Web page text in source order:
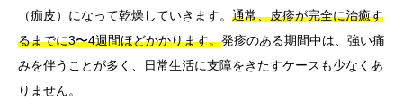
（痂皮）になって乾燥していきます。 通常、皮疹が完全に治癒す
るまでに3〜4週間ほどかかります。発疹のある期間中は、強い痛
みを伴うことが多く、日常生活に支障をきたすケースも少なくあ
りません。